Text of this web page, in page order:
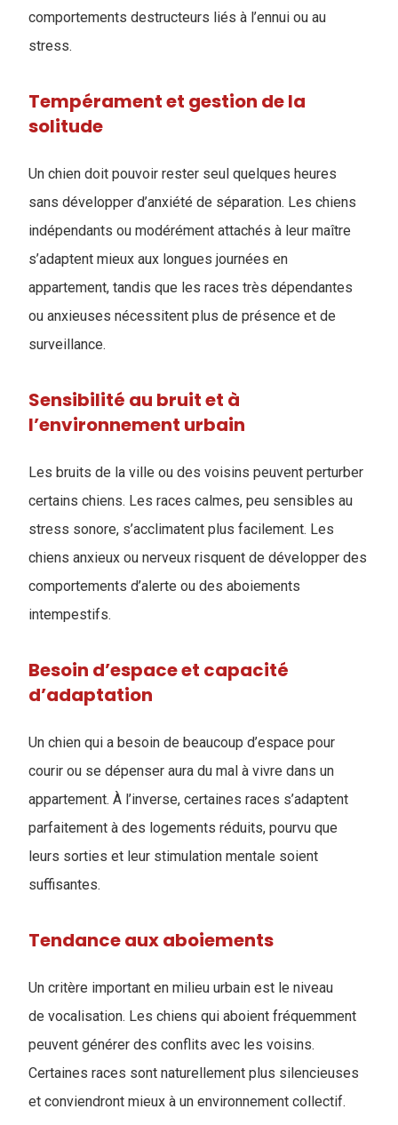
comportements destructeurs liés à l’ennui ou au
stress.
Tempérament et gestion de la
solitude
Un chien doit pouvoir rester seul quelques heures
sans développer d’anxiété de séparation. Les chiens
indépendants ou modérément attachés à leur maître
s’adaptent mieux aux longues journées en
appartement, tandis que les races très dépendantes
ou anxieuses nécessitent plus de présence et de
surveillance.
Sensibilité au bruit et à
l’environnement urbain
Les bruits de la ville ou des voisins peuvent perturber
certains chiens. Les races calmes, peu sensibles au
stress sonore, s’acclimatent plus facilement. Les
chiens anxieux ou nerveux risquent de développer des
comportements d’alerte ou des aboiements
intempestifs.
Besoin d’espace et capacité
d’adaptation
Un chien qui a besoin de beaucoup d’espace pour
courir ou se dépenser aura du mal à vivre dans un
appartement. À l’inverse, certaines races s’adaptent
parfaitement à des logements réduits, pourvu que
leurs sorties et leur stimulation mentale soient
suffisantes.
Tendance aux aboiements
Un critère important en milieu urbain est le niveau
de vocalisation. Les chiens qui aboient fréquemment
peuvent générer des conflits avec les voisins.
Certaines races sont naturellement plus silencieuses
et conviendront mieux à un environnement collectif.